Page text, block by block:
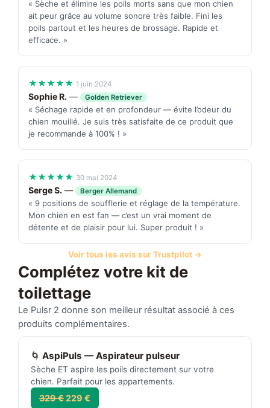
« Sèche et élimine les poils morts sans que mon chien
ait peur grâce au volume sonore très faible. Fini les
poils partout et les heures de brossage. Rapide et
efficace. »
★★★★★ 1 juin 2024
Sophie R. — Golden Retriever
« Séchage rapide et en profondeur — évite l’odeur du
chien mouillé. Je suis très satisfaite de ce produit que
je recommande à 100% ! »
★★★★★ 30 mai 2024
Serge S. — Berger Allemand
« 9 positions de soufflerie et réglage de la température.
Mon chien en est fan — c’est un vrai moment de
détente et de plaisir pour lui. Super produit ! »
Voir tous les avis sur Trustpilot →
Complétez votre kit de
toilettage
Le Pulsr 2 donne son meilleur résultat associé à ces
produits complémentaires.
🌀 AspiPuls — Aspirateur pulseur
Sèche ET aspire les poils directement sur votre
chien. Parfait pour les appartements.
329 €229 €